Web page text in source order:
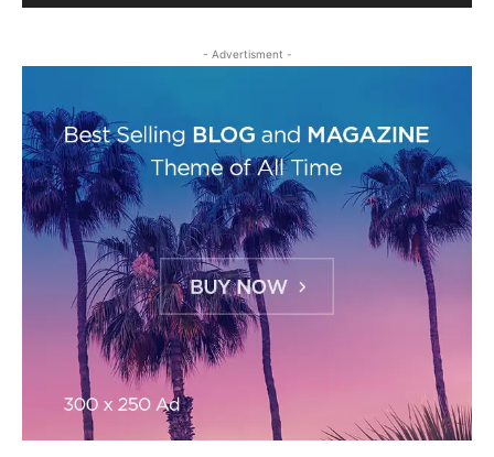
- Advertisment -